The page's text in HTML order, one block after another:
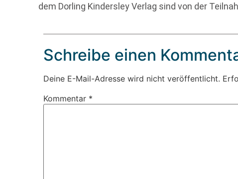
dem Dorling Kindersley Verlag sind von der
Schreibe einen
Deine E-Mail-Adresse wird nicht veröffentlicht.
Kommentar *